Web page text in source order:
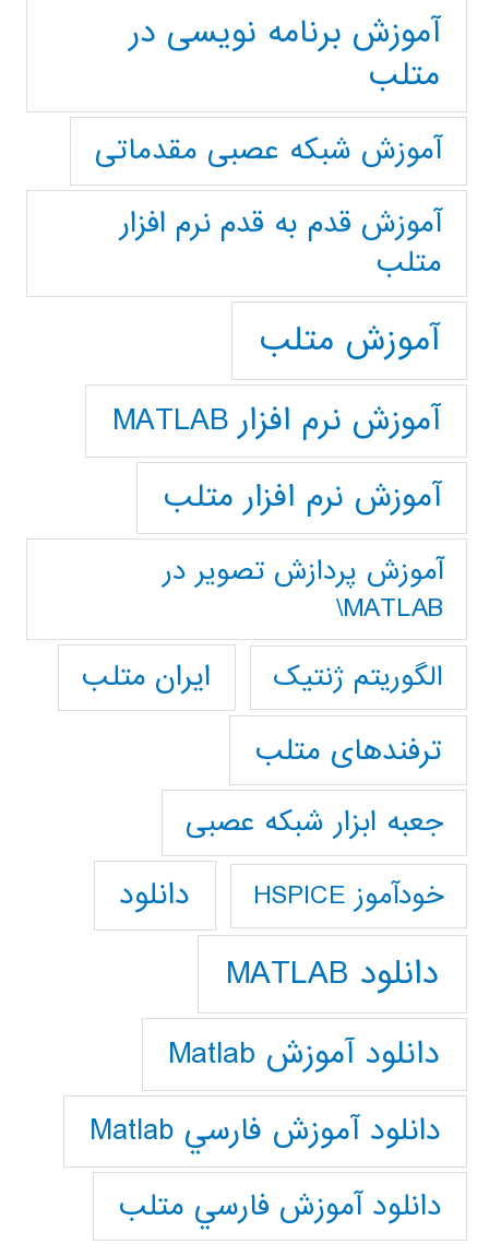
آموزش برنامه نویسی در
متلب
آموزش شبکه عصبی مقدماتی
آموزش قدم به قدم نرم افزار
متلب
آموزش متلب
آموزش نرم افزار MATLAB
آموزش نرم افزار متلب
آموزش پردازش تصوير در
MATLAB\
الگوریتم ژنتیک
ایران متلب
ترفندهای متلب
جعبه ابزار شبکه عصبی
خودآموز HSPICE دانلود
دانلود MATLAB
دانلود آموزش Matlab
دانلود آموزش فارسي Matlab
دانلود آموزش فارسي متلب